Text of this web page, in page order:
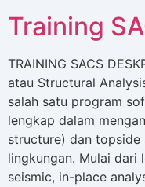
Training
TRAINING SACS
atau Structural
salah satu program
lengkap dalam
structure) dan
lingkungan. Mulai dari
seismic, in-place